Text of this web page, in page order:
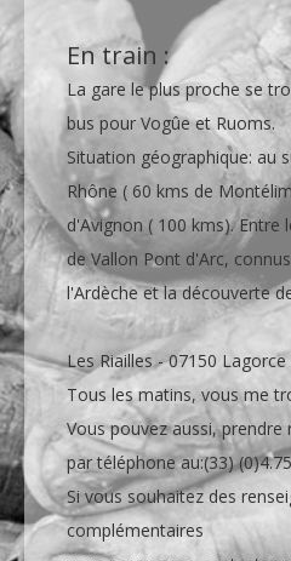
En train :
La gare le plus proche se
bus pour Vogûe et Ruoms.
Situation géographique: au
Rhône ( 60 kms de
d'Avignon ( 100 kms). Entre
de Vallon Pont d'Arc,
l'Ardèche et la découverte
Les Riailles - 07150 Lagorce
Tous les matins, vous me
Vous pouvez aussi, prendre
par téléphone au:(33)
Si vous souhaitez des
complémentaires